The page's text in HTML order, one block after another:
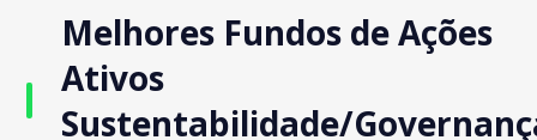
Melhores Fundos de Ações
Ativos
Sustentabilidade/